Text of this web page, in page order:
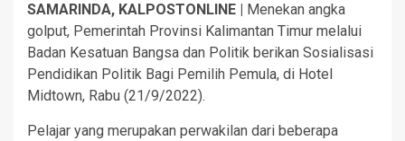
SAMARINDA, KALPOSTONLINE |
Menekan angka
golput, Pemerintah Provinsi Kalimantan Timur melalui
Badan Kesatuan Bangsa dan Politik berikan Sosialisasi
Pendidikan Politik Bagi Pemilih Pemula, di Hotel
Midtown, Rabu (21/9/2022).
Pelajar yang merupakan perwakilan dari beberapa